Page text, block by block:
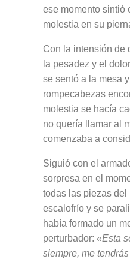
ese momento sintió
molestia en su
Con la intensión de
la pesadez y el
se sentó a la mesa
rompecabezas
molestia se hacía
no quería llamar al
comenzaba a
Siguió con el
sorpresa en el
todas las piezas del
escalofrío y se
había formado un
perturbador: «Esta
siempre, me